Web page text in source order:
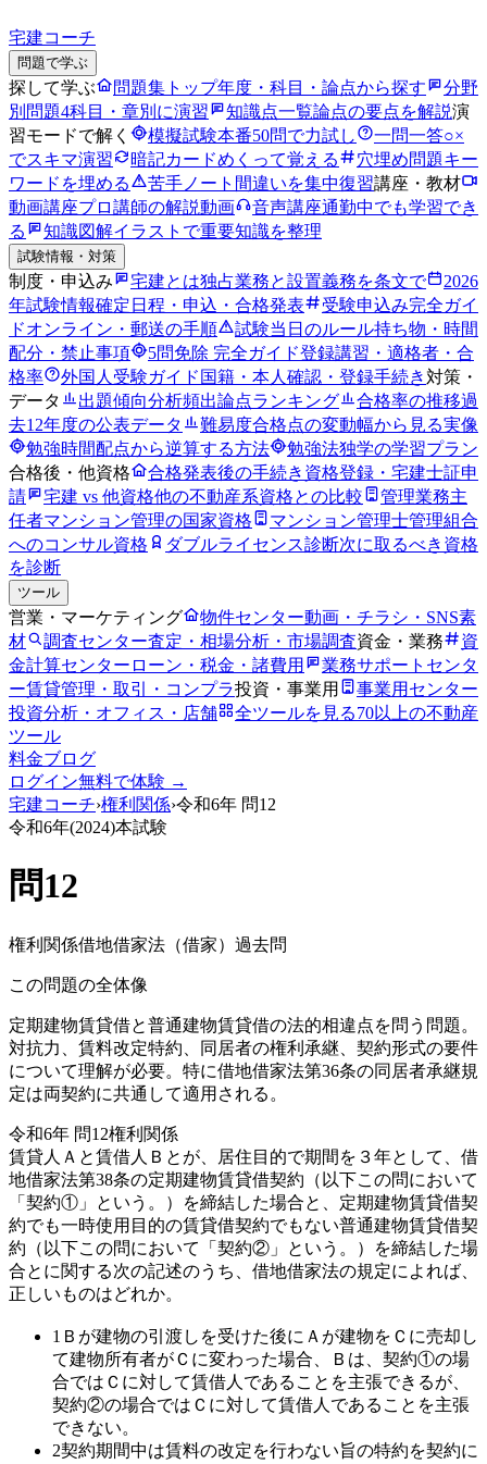
宅建コーチ
問題で学ぶ
探して学ぶ 問題集トップ年度・科目・論点から探す
分野
別問題4科目・章別に演習 知識点一覧論点の要点を解説演
習モードで解く
模擬試験本番50問で力試し 一問一答○×
でスキマ演習
暗記カードめくって覚える 穴埋め問題キー
ワードを埋める
苦手ノート 間違いを集中復習講座・教材
動画講座プロ講師の解説動画 音声講座通勤中でも学習でき
る
知識図解イラストで重要知識を整理
試験情報・対策
制度・申込み 宅建とは独占業務と設置義務を条文で
2026
年試験情報確定日程・申込・合格発表
受験申込み完全ガイ
ドオンライン・郵送の手順 試験当日のルール持ち物・時間
配分・禁止事項
5問免除 完全ガイド登録講習・適格者・合
格率
外国人受験ガイド 国籍・本人確認・登録手続き対策・
データ
出題傾向分析頻出論点ランキング 合格率の推移過
去12年度の公表データ
難易度合格点の変動幅から見る実像
勉強時間配点から逆算する方法 勉強法独学の学習プラン
合格後・他資格
合格発表後の手続き 資格登録・宅建士証申
請
宅建 vs 他資格他の不動産系資格との比較
管理業務主
任者マンション管理の国家資格 マンション管理士管理組合
へのコンサル資格
ダブルライセンス診断次に取るべき資格
を診断
ツール
営業・マーケティング 物件センター動画・チラシ・SNS素
材
調査センター査定・相場分析・市場調査資金・業務
資
金計算センター ローン・税金・諸費用
業務サポートセンタ
ー賃貸管理・取引・コンプラ投資・事業用
事業用センター
投資分析・オフィス・店舗
全ツールを見る70以上の不動産
ツール
料金ブログ
ログイン無料で体験 →
宅建コーチ›権利関係›令和6年 問12
令和6年(2024)本試験
問12
権利関係借地借家法（借家） 過去問
この問題の全体像
定期建物賃貸借と普通建物賃貸借の法的相違点を問う問題。
対抗力、賃料改定特約、同居者の権利承継、契約形式の要件
について理解が必要。特に借地借家法第36条の同居者承継規
定は両契約に共通して適用される。
令和6年 問12権利関係
賃貸人Ａと賃借人Ｂとが、居住目的で期間を３年として、借
地借家法第38条の定期建物賃貸借契約（以下この問において
「契約①」という。）を締結した場合と、定期建物賃貸借契
約でも一時使用目的の賃貸借契約でもない普通建物賃貸借契
約（以下この問において「契約②」という。）を締結した場
合とに関する次の記述のうち、借地借家法の規定によれば、
正しいものはどれか。
1 Ｂが建物の引渡しを受けた後にＡが建物をＣに売却し
て建物所有者がＣに変わった場合、Ｂは、契約①の場
合ではＣに対して賃借人であることを主張できるが、
契約②の場合ではＣに対して賃借人であることを主張
できない。
2契約期間中は賃料の改定を行わない旨の特約を契約に